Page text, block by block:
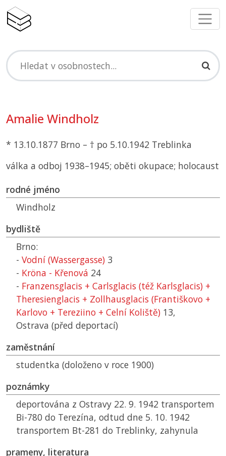
Amalie Windholz
* 13.10.1877 Brno – † po 5.10.1942 Treblinka
válka a odboj 1938–1945; oběti okupace; holocaust
rodné jméno
Windholz
bydliště
Brno:
- Vodní (Wassergasse) 3
- Kröna - Křenová 24
- Franzensglacis + Carlsglacis (též Karlsglacis) +
Theresienglacis + Zollhausglacis (Františkovo +
Karlovo + Tereziino + Celní Koliště) 13,
Ostrava (před deportací)
zaměstnání
studentka (doloženo v roce 1900)
poznámky
deportována z Ostravy 22. 9. 1942 transportem
Bi-780 do Terezína, odtud dne 5. 10. 1942
transportem Bt-281 do Treblinky, zahynula
prameny, literatura